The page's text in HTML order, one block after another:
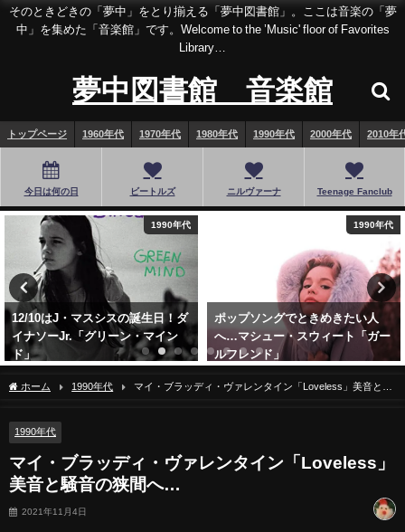
そのときどきの「夢中」をとり揃える「夢中図書館」。ここは音楽の「夢
中」を集めた「音楽館」です。Welcome to the ’Music' floor of Favorites
Library…
夢中図書館 音楽館
トップページ 1960年代 1970年代 1980年代 1990年代 2000年代 2010年
今日は何の日 ビートルズ ニルヴァーナ Teenage Fanclub
1990年代
ポップソングでときめきたい人
へ…マシュー・スウィート「ガー
ルフレンド」
1970年代
ありがとう、エディ。2/10は伝説
のはじまり「Van Halen」がリリ
ースされた日
ホーム 1990年代
マイ・ブラッディ・ヴァレンタイン「Loveless」美音と騒
1990年代
マイ・ブラッディ・ヴァレンタイン「Loveless」
美音と騒音の狭間へ…
2021年11月4日